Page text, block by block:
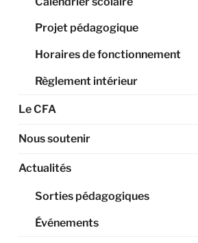
Projet pédagogique
Horaires de fonctionnement
Règlement intérieur
Le CFA
Nous soutenir
Actualités
Sorties pédagogiques
Événements